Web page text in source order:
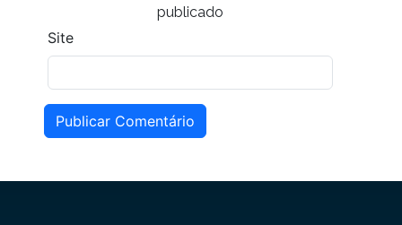
publicado
Site
Publicar Comentário